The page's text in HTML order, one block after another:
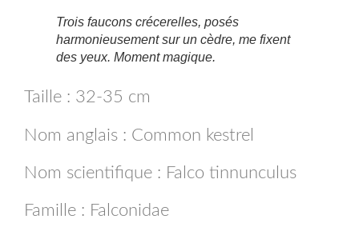
Trois faucons crécerelles, posés
harmonieusement sur un cèdre, me fixent
des yeux. Moment magique.
Taille : 32-35 cm
Nom anglais : Common kestrel
Nom scientifique : Falco tinnunculus
Famille : Falconidae